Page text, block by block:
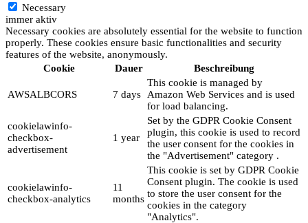
Necessary
immer aktiv
Necessary cookies are absolutely essential for the website to function
properly. These cookies ensure basic functionalities and security
features of the website, anonymously.
Cookie
Dauer Beschreibung
AWSALBCORS 7 days
This cookie is managed by
Amazon Web Services and is used
for load balancing.
cookielawinfo-
checkbox-
advertisement
1 year
Set by the GDPR Cookie Consent
plugin, this cookie is used to record
the user consent for the cookies in
the "Advertisement" category .
cookielawinfo-
checkbox-analytics
11
months
This cookie is set by GDPR Cookie
Consent plugin. The cookie is used
to store the user consent for the
cookies in the category
"Analytics".